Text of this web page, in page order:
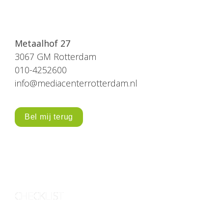
Metaalhof 27
3067 GM Rotterdam
010-4252600
info@mediacenterrotterdam.nl
Bel mij terug